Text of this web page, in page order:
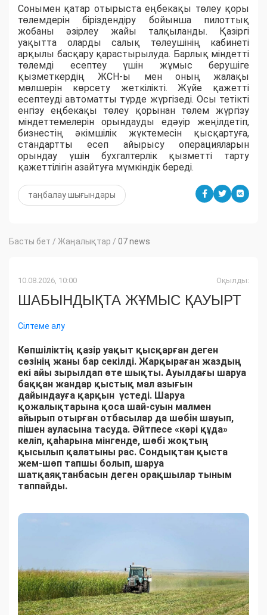
Сонымен қатар отырыста еңбекақы төлеу қоры
төлемдерін біріздендіру бойынша пилоттық
жобаны әзірлеу жайы талқыланды. Қазіргі
уақытта оларды салық төлеушінің кабинеті
арқылы басқару қарастырылуда. Барлық міндетті
төлемді есептеу үшін жұмыс берушіге
қызметкердің ЖСН-ы мен оның жалақы
мөлшерін көрсету жеткілікті. Жүйе қажетті
есептеуді автоматты түрде жүргізеді. Осы тетікті
енгізу еңбекақы төлеу қорынан төлем жүргізу
міндеттемелерін орындауды едәуір жеңілдетіп,
бизнестің әкімшілік жүктемесін қысқартуға,
стандартты есеп айырысу операцияларын
орындау үшін бухгалтерлік қызметті тарту
қажеттілігін азайтуға мүмкіндік береді.
таңбалау шығындары
Басты бет / Жаңалықтар / 07 news
10.08.2026, 10:00 Оқылды:
ШАБЫНДЫҚТА ЖҰМЫС ҚАУЫРТ
Сілтеме алу
Көпшіліктің қазір уақыт қысқарған деген
сөзінің жаны бар секілді. Жарқыраған жаздың
екі айы зырылдап өте шықты. Ауылдағы шаруа
баққан жандар қыстық мал азығын
дайындауға қарқын үстеді. Шаруа
қожалықтарына қоса шай-суын малмен
айырып отырған отбасылар да шөбін шауып,
пішен ауласына тасуда. Әйтпесе «кәрі құда»
келіп, қаһарына мінгенде, шөбі жоқтың
қысылып қалатыны рас. Сондықтан қыста
жем-шөп тапшы болып, шаруа
шатқаяқтанбасын деген орақшылар тыным
таппайды.